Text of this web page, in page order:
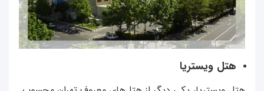
هتل ویستریا